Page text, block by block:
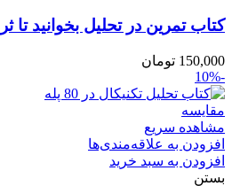
کتاب تمرین در تحلیل بخوانید تا
150,000 تومان
-10%
مقایسه
مشاهده سریع
افزودن به علاقه‌مندی‌ها
افزودن به سبد خرید
بستن